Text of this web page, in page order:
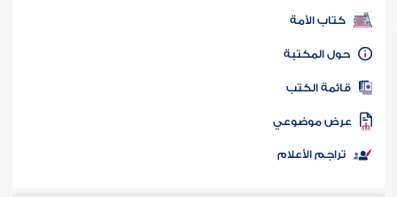
كتب PDF
كتاب الأمة
المكتبة
الكتب
موضوعي